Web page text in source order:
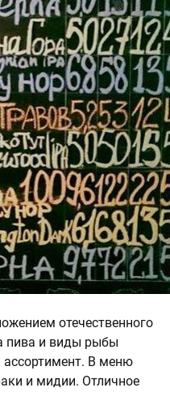
отечественного
пива и виды рыбы
В меню
и мидии. Отличное